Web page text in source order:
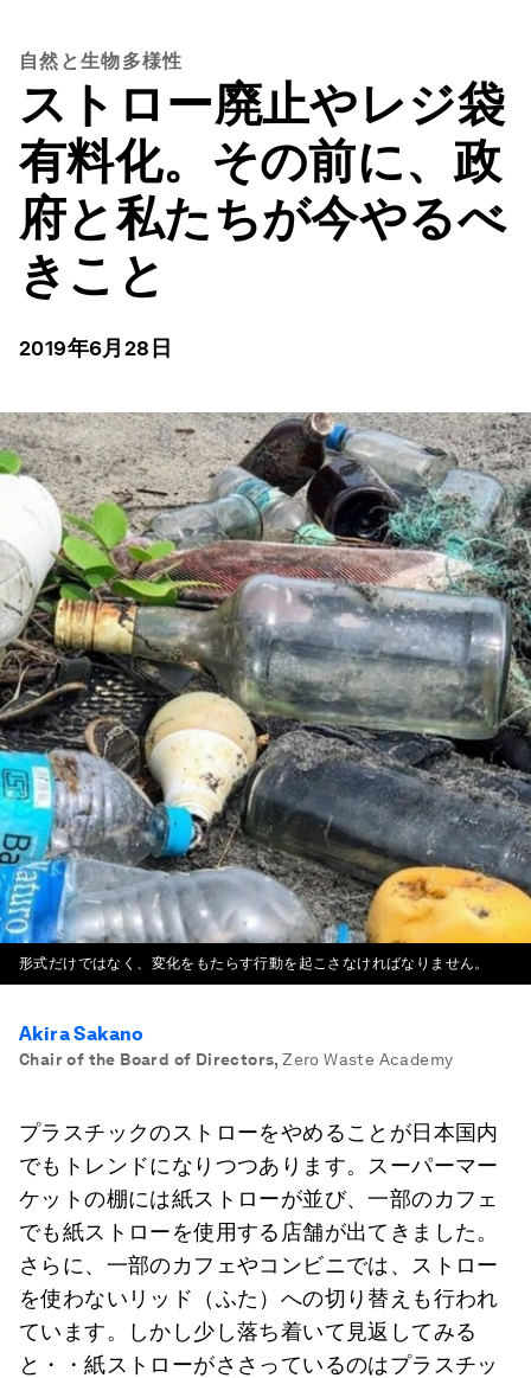
自然と生物多様性
ストロー廃止やレジ袋
有料化。その前に、政
府と私たちが今やるべ
きこと
2019年6月28日
形式だけではなく、変化をもたらす行動を起こさなければなりません。
Akira Sakano
Chair of the Board of Directors, Zero Waste Academy
プラスチックのストローをやめることが日本国内
でもトレンドになりつつあります。スーパーマー
ケットの棚には紙ストローが並び、一部のカフェ
でも紙ストローを使用する店舗が出てきました。
さらに、一部のカフェやコンビニでは、ストロー
を使わないリッド（ふた）への切り替えも行われ
ています。しかし少し落ち着いて見返してみる
と・・紙ストローがささっているのはプラスチッ